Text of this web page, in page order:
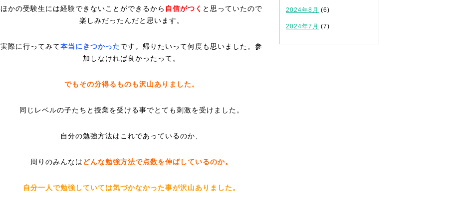
ほかの受験生には経験できないことができるから 自信がつく と思っていたので
楽しみだったんだと思います。
実際に行ってみて本当にきつかったです。帰りたいって何度も思いました。参
加しなければ良かったって。
でもその分得るものも沢山ありました。
同じレベルの子たちと授業を受ける事でとても刺激を受けました。
自分の勉強方法はこれであっているのか、
周りのみんなは どんな勉強方法で点数を伸ばしているのか。
自分一人で勉強していては気づかなかった事が沢山ありました。
2024年8月 (6)
2024年7月 (7)